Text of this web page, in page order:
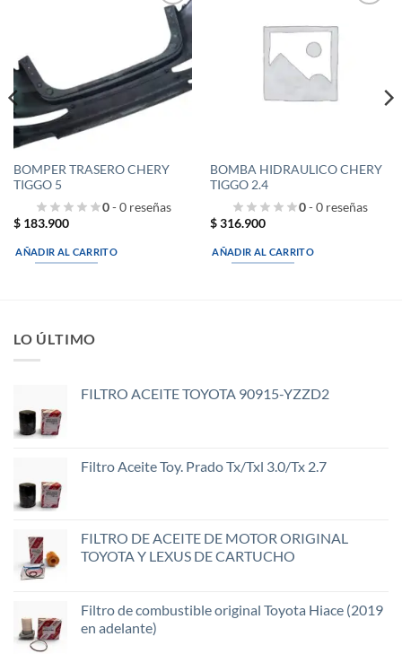
Añadir
a la
lista de
deseos
BOMPER TRASERO CHERY
TIGGO 5
0- 0 reseñas
$183.900
AÑADIR AL CARRITO
BOMBA HIDRAULICO CHERY
TIGGO 2.4
0- 0 reseñas
$316.900
AÑADIR AL CARRITO
LO ÚLTIMO
FILTRO ACEITE TOYOTA 90915-YZZD2
Filtro Aceite Toy. Prado Tx/Txl 3.0/Tx 2.7
FILTRO DE ACEITE DE MOTOR ORIGINAL
TOYOTA Y LEXUS DE CARTUCHO
Filtro de combustible original Toyota Hiace (2019
en adelante)